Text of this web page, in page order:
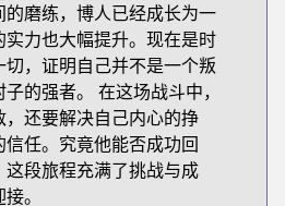
磨练，博人已经成长为一
力也大幅提升。现在是时
，证明自己并不是一个叛
的强者。 在这场战斗中，
还要解决自己内心的挣
任。究竟他能否成功回
段旅程充满了挑战与成
。